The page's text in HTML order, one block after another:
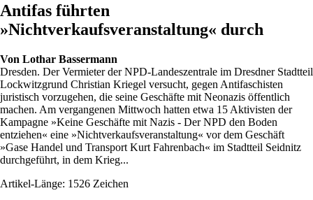
Antifas führten
»Nichtverkaufsveranstaltung« durch
Von Lothar Bassermann
Dresden. Der Vermieter der NPD-Landeszentrale im Dresdner Stadtteil
Lockwitzgrund Christian Kriegel versucht, gegen Antifaschisten
juristisch vorzugehen, die seine Geschäfte mit Neonazis öffentlich
machen. Am vergangenen Mittwoch hatten etwa 15 Aktivisten der
Kampagne »Keine Geschäfte mit Nazis - Der NPD den Boden
entziehen« eine »Nichtverkaufsveranstaltung« vor dem Geschäft
»Gase Handel und Transport Kurt Fahrenbach« im Stadtteil Seidnitz
durchgeführt, in dem Krieg...
Artikel-Länge: 1526 Zeichen